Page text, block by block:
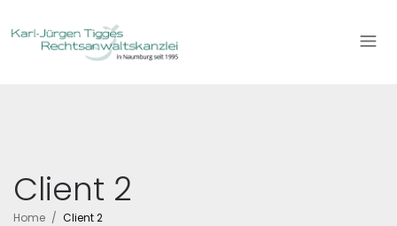
Client 2
Home Client 2